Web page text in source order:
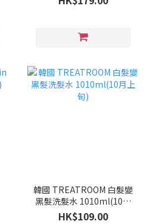
韓國 TREATROOM 白髮變
黑髮洗髮水 1010ml(10月
上旬)
HK$109.00